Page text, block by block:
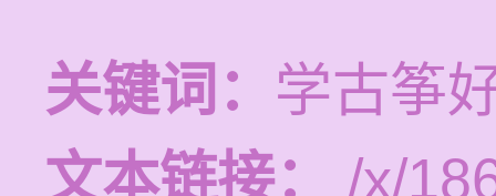
关键词： 学古筝
文本链接：
/x/